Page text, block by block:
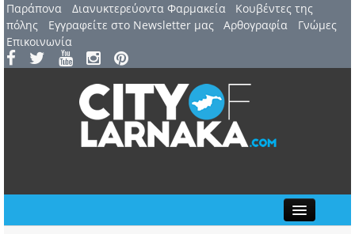
Παράπονα Διανυκτερεύοντα Φαρμακεία
Kουβέντες της
πόλης
Εγγραφείτε στο Newsletter μας Αρθογραφία
Γνώμες
Επικοινωνία